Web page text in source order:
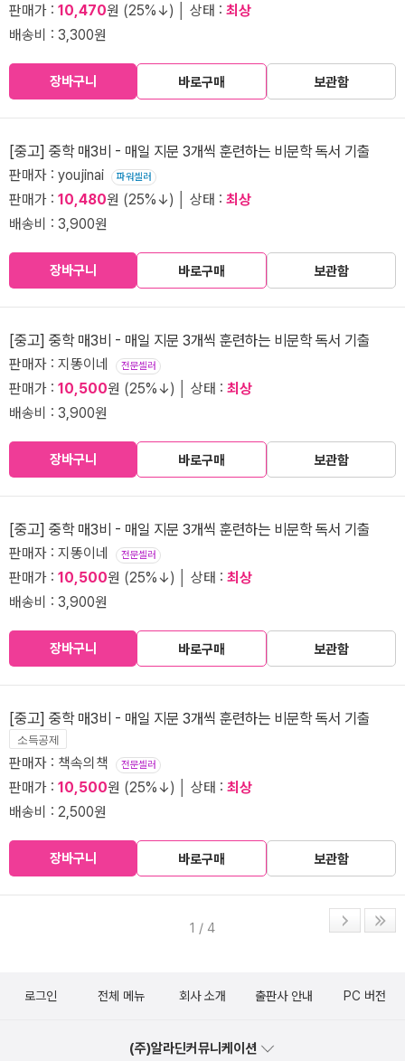
판매가 : 10,470원 (25%↓) │ 상태 : 최상
배송비 : 3,300원
장바구니 바로구매 보관함
[중고] 중학 매3비 - 매일 지문 3개씩 훈련하는 비문학 독서 기출
판매자 : youjinai 파워셀러
판매가 : 10,480원 (25%↓) │ 상태 : 최상
배송비 : 3,900원
장바구니 바로구매 보관함
[중고] 중학 매3비 - 매일 지문 3개씩 훈련하는 비문학 독서 기출
판매자 : 지똥이네 전문셀러
판매가 : 10,500원 (25%↓) │ 상태 : 최상
배송비 : 3,900원
장바구니 바로구매 보관함
[중고] 중학 매3비 - 매일 지문 3개씩 훈련하는 비문학 독서 기출
판매자 : 지똥이네 전문셀러
판매가 : 10,500원 (25%↓) │ 상태 : 최상
배송비 : 3,900원
장바구니 바로구매 보관함
[중고] 중학 매3비 - 매일 지문 3개씩 훈련하는 비문학 독서 기출
소득공제
판매자 : 책속의책 전문셀러
판매가 : 10,500원 (25%↓) │ 상태 : 최상
배송비 : 2,500원
장바구니 바로구매 보관함
1 / 4
로그인 전체 메뉴 회사 소개 출판사 안내 PC 버전
(주)알라딘커뮤니케이션